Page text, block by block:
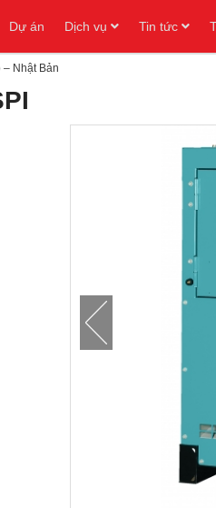
Dự án Dịch vụ Tin tức
– Nhật Bản